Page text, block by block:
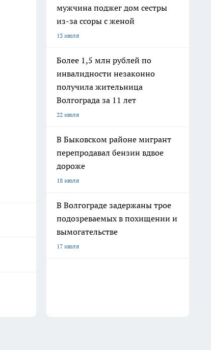
мужчина поджег дом сестры
из-за ссоры с женой
13 июля
Более 1,5 млн рублей по
инвалидности незаконно
получила жительница
Волгограда за 11 лет
22 июля
В Быковском районе мигрант
перепродавал бензин вдвое
дороже
18 июля
В Волгограде задержаны трое
подозреваемых в похищении и
вымогательстве
17 июля